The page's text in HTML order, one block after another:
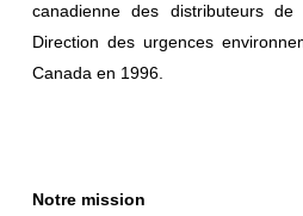
canadienne des distributeurs
Direction des urgences
Canada en 1996.
Notre mission